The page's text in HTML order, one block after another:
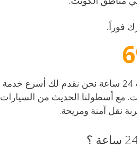
فوراً.
موثوق في الكويت؟ تاكسي الكويت 24 ساعة نحن نقدم لك أسرع خدمة
مع أسطولنا الحديث من السيارات
نقل آمنة ومريحة.